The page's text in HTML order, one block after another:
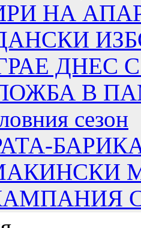
НА
ДНЕС
В
сезон